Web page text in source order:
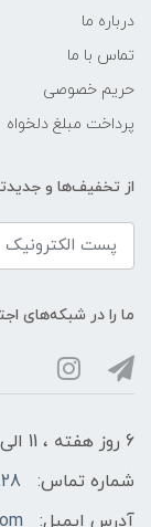
درباره ما
تماس با ما
حریم خصوصی
پرداخت مبلغ دلخواه
از تخفیف‌ها و
ما را در شبکه‌های
6 روز هفته ، 11 الی 18 پاسخگوی شما هستیم
شماره تماس:
آدرس ایمیل: